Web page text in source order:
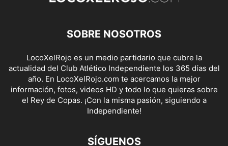
SOBRE NOSOTROS
LocoXelRojo es un medio partidario que cubre la
actualidad del Club Atlético Independiente los 365 días del
año. En LocoXelRojo.com te acercamos la mejor
información, fotos, videos HD y todo lo que quieras sobre
el Rey de Copas. ¡Con la misma pasión, siguiendo a
Independiente!
SÍGUENOS